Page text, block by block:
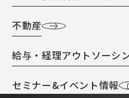
不動産
給与・経理アウトソーシ
セミナー&イベント情報